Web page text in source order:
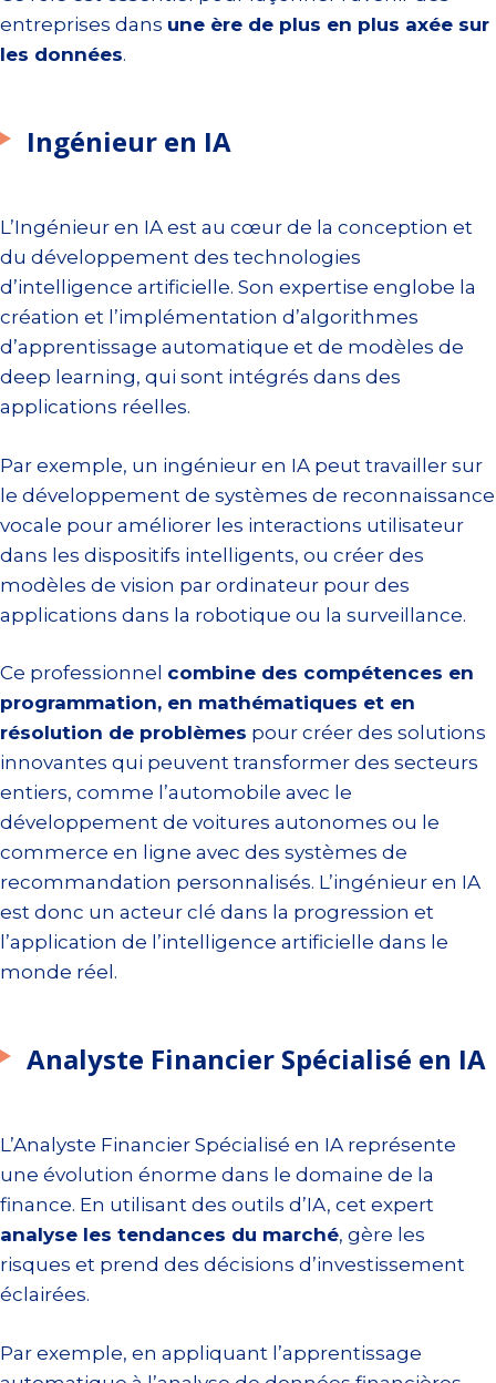
entreprises dans une ère de plus en plus axée sur
les données.
Ingénieur en IA
L’Ingénieur en IA est au cœur de la conception et
du développement des technologies
d’intelligence artificielle. Son expertise englobe la
création et l’implémentation d’algorithmes
d’apprentissage automatique et de modèles de
deep learning, qui sont intégrés dans des
applications réelles.
Par exemple, un ingénieur en IA peut travailler sur
le développement de systèmes de reconnaissance
vocale pour améliorer les interactions utilisateur
dans les dispositifs intelligents, ou créer des
modèles de vision par ordinateur pour des
applications dans la robotique ou la surveillance.
Ce professionnel combine des compétences en
programmation, en mathématiques et en
résolution de problèmes pour créer des solutions
innovantes qui peuvent transformer des secteurs
entiers, comme l’automobile avec le
développement de voitures autonomes ou le
commerce en ligne avec des systèmes de
recommandation personnalisés. L’ingénieur en IA
est donc un acteur clé dans la progression et
l’application de l’intelligence artificielle dans le
monde réel.
Analyste Financier Spécialisé en IA
L’Analyste Financier Spécialisé en IA représente
une évolution énorme dans le domaine de la
finance. En utilisant des outils d’IA, cet expert
analyse les tendances du marché, gère les
risques et prend des décisions d’investissement
éclairées.
Par exemple, en appliquant l’apprentissage